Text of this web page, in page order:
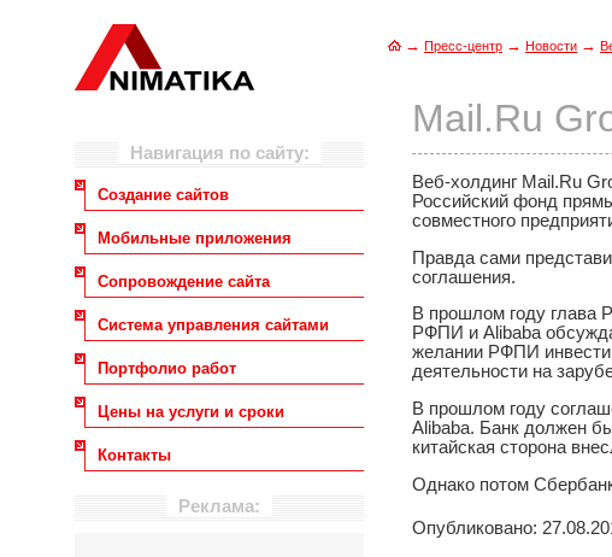
→ Пресс-центр → Новости →
Mail.Ru
Веб-холдинг Mail.Ru
Российский фонд
совместного
Правда сами
соглашения.
В прошлом году глава
РФПИ и Alibaba
желании РФПИ
деятельности на
В прошлом году
Alibaba. Банк должен
китайская сторона
Однако потом
Опубликовано:
Навигация по сайту:
Создание сайтов
Мобильные приложения
Сопровождение сайта
Система управления сайтами
Портфолио работ
Цены на услуги и сроки
Контакты
Реклама: